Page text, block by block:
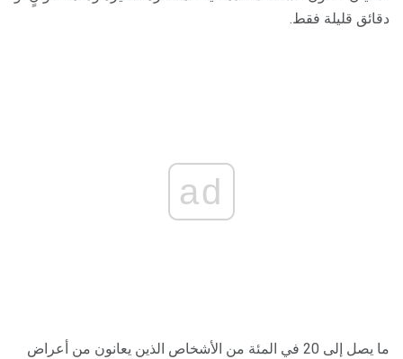
دقائق قليلة فقط.
ad
ما يصل إلى 20 في المئة من الأشخاص الذين يعانون من أعراض